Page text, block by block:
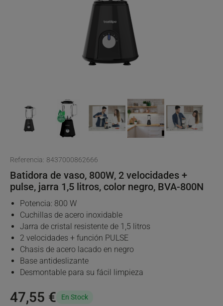
Referencia: 8437000862666
Batidora de vaso, 800W, 2 velocidades +
pulse, jarra 1,5 litros, color negro, BVA-800N
Potencia: 800 W
Cuchillas de acero inoxidable
Jarra de cristal resistente de 1,5 litros
2 velocidades + función PULSE
Chasis de acero lacado en negro
Base antideslizante
Desmontable para su fácil limpieza
En Stock
47,55 €